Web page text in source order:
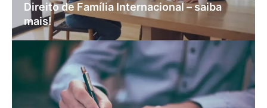
Direito de Família Internacional – saiba
mais!